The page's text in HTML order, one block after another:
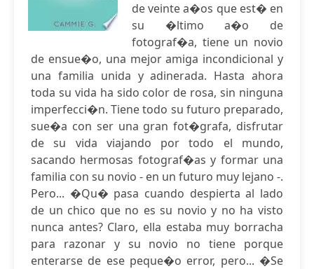
de veinte a�os que est� en
su �ltimo a�o de
fotograf�a, tiene un novio
de ensue�o, una mejor amiga incondicional y
una familia unida y adinerada. Hasta ahora
toda su vida ha sido color de rosa, sin ninguna
imperfecci�n. Tiene todo su futuro preparado,
sue�a con ser una gran fot�grafa, disfrutar
de su vida viajando por todo el mundo,
sacando hermosas fotograf�as y formar una
familia con su novio - en un futuro muy lejano -.
Pero... �Qu� pasa cuando despierta al lado
de un chico que no es su novio y no ha visto
nunca antes? Claro, ella estaba muy borracha
para razonar y su novio no tiene porque
enterarse de ese peque�o error, pero... �Se